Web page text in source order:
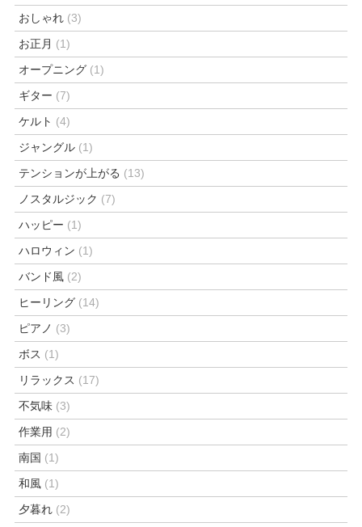
おしゃれ (3)
お正月 (1)
オープニング (1)
ギター (7)
ケルト (4)
ジャングル (1)
テンションが上がる (13)
ノスタルジック (7)
ハッピー (1)
ハロウィン (1)
バンド風 (2)
ヒーリング (14)
ピアノ (3)
ボス (1)
リラックス (17)
不気味 (3)
作業用 (2)
南国 (1)
和風 (1)
夕暮れ (2)